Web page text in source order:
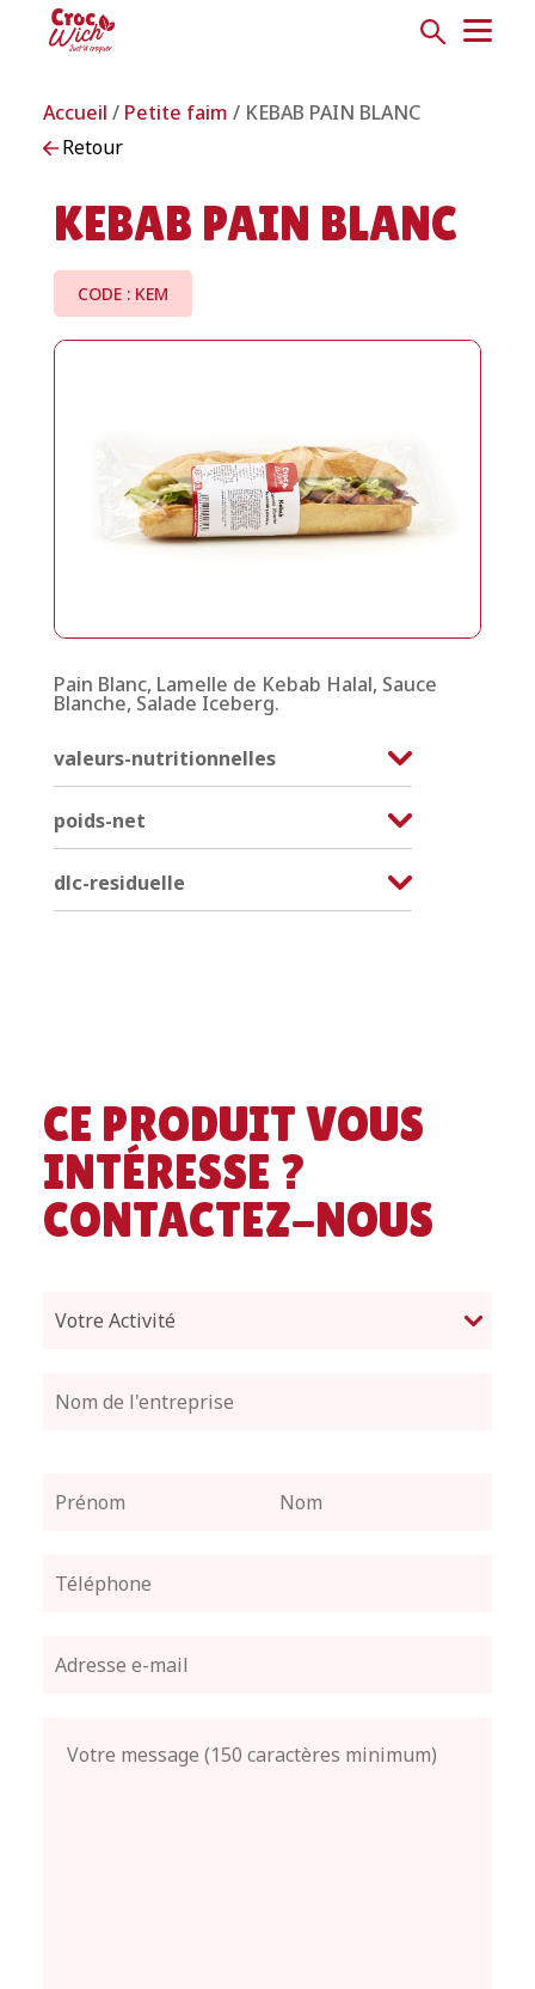
Accueil / Petite faim / KEBAB PAIN BLANC
Retour
KEBAB PAIN BLANC
CODE : KEM
Pain Blanc, Lamelle de Kebab Halal, Sauce
Blanche, Salade Iceberg.
valeurs-nutritionnelles
poids-net
dlc-residuelle
CE PRODUIT VOUS
INTÉRESSE ?
CONTACTEZ-NOUS